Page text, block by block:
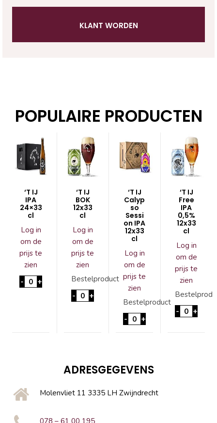
KLANT WORDEN
POPULAIRE PRODUCTEN
‘T IJ
IPA
24×33
cl
Log in
om de
prijs te
zien
-'T IJ IPA 24x33 cl aantal
+
‘T IJ
BOK
12x33
cl
Log in
om de
prijs te
zien
Bestelproduct
-'T IJ BOK 12x33cl aantal
+
‘T IJ
Calyp
so
Sessi
on IPA
12x33
cl
Log in
om de
prijs te
zien
Bestelproduct
-'T IJ Calypso Session
+
‘T IJ
Free
IPA
0,5%
12x33
cl
Log in
om de
prijs te
zien
-'T IJ Free
+
ADRESGEGEVENS
Molenvliet 11 3335 LH Zwijndrecht